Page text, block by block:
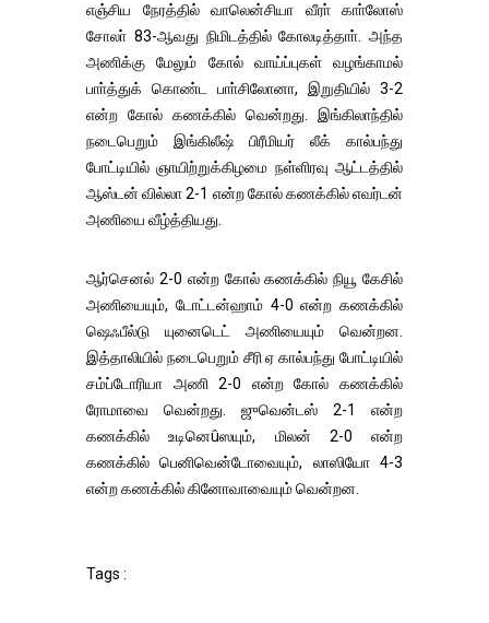
எஞ்சிய நேரத்தில் வாலென்சியா வீரா் காா்லோஸ்
சோலா் 83-ஆவது நிமிடத்தில் கோலடித்தாா். அந்த
அணிக்கு மேலும் கோல் வாய்ப்புகள் வழங்காமல்
பாா்த்துக் கொண்ட பாா்சிலோனா, இறுதியில் 3-2
என்ற கோல் கணக்கில் வென்றது. இங்கிலாந்தில்
நடைபெறும் இங்கிலீஷ் பிரீமியர் லீக் கால்பந்து
போட்டியில் ஞாயிற்றுக்கிழமை நள்ளிரவு ஆட்டத்தில்
ஆஸ்டன் வில்லா 2-1 என்ற கோல் கணக்கில் எவர்டன்
அணியை வீழ்த்தியது.
ஆர்செனல் 2-0 என்ற கோல் கணக்கில் நியூ கேசில்
அணியையும், டோட்டன்ஹாம் 4-0 என்ற கணக்கில்
ஷெஃபீல்டு யுனைடெட் அணியையும் வென்றன.
இத்தாலியில் நடைபெறும் சீரி ஏ கால்பந்து போட்டியில்
சம்ப்டோரியா அணி 2-0 என்ற கோல் கணக்கில்
ரோமாவை வென்றது. ஜுவென்டஸ் 2-1 என்ற
கணக்கில் உடினெûஸயும், மிலன் 2-0 என்ற
கணக்கில் பெனிவென்டோவையும், லாஸியோ 4-3
என்ற கணக்கில் கினோவாவையும் வென்றன.
Tags :